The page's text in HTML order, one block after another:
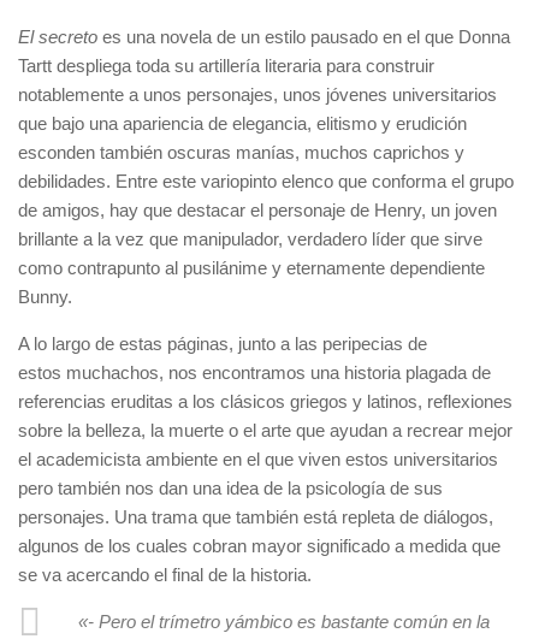
El secreto es una novela de un estilo pausado en el que Donna
Tartt despliega toda su artillería literaria para construir
notablemente a unos personajes, unos jóvenes universitarios
que bajo una apariencia de elegancia, elitismo y erudición
esconden también oscuras manías, muchos caprichos y
debilidades. Entre este variopinto elenco que conforma el grupo
de amigos, hay que destacar el personaje de Henry, un joven
brillante a la vez que manipulador, verdadero líder que sirve
como contrapunto al pusilánime y eternamente dependiente
Bunny.
A lo largo de estas páginas, junto a las peripecias de
estos muchachos, nos encontramos una historia plagada de
referencias eruditas a los clásicos griegos y latinos, reflexiones
sobre la belleza, la muerte o el arte que ayudan a recrear mejor
el academicista ambiente en el que viven estos universitarios
pero también nos dan una idea de la psicología de sus
personajes. Una trama que también está repleta de diálogos,
algunos de los cuales cobran mayor significado a medida que
se va acercando el final de la historia.
«- Pero el trímetro yámbico es bastante común en la